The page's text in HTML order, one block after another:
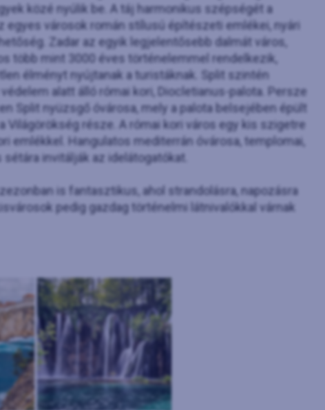
közé nyúlik be. A táj harmonikus szépségét a
egyes városok román stílusú építészeti emlékei, nyári
Zadar az egyik legjelentősebb dalmát város,
több mint 3000 éves történelemmel rendelkezik,
élményt nyújtanak a turistáknak. Split szintén
alatt álló római kori, Diocletianus-palota. Persze
Split nyüzsgő óvárosa, mely a palota belsejében épült
Világörökség része. A római kori város egy kis szigetre
emlékkel. Hangulatos mediterrán óvárosa, templomai,
invitálják az idelátogatókat.
is fantasztikus, ahol strandolásra, napozásra
pedig gazdag történelmi látnivalókkal várnak